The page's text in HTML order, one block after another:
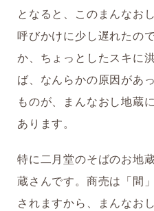
となると、このまんなお
呼びかけに少し遅れたの
か、ちょっとしたスキに
ば、なんらかの原因があ
ものが、まんなおし地蔵
あります。
特に二月堂のそばのお地
蔵さんです。商売は「間
されますから、まんなお